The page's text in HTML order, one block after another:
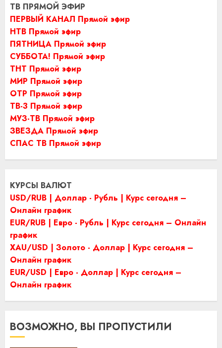
ТВ ПРЯМОЙ ЭФИР
ПЕРВЫЙ КАНАЛ Прямой эфир
НТВ Прямой эфир
ПЯТНИЦА Прямой эфир
СУББОТА! Прямой эфир
ТНТ Прямой эфир
МИР Прямой эфир
ОТР Прямой эфир
ТВ-3 Прямой эфир
МУЗ-ТВ Прямой эфир
ЗВЕЗДА Прямой эфир
СПАС ТВ Прямой эфир
КУРСЫ ВАЛЮТ
USD/RUB | Доллар - Рубль | Курс сегодня –
Онлайн график
EUR/RUB | Евро - Рубль | Курс сегодня – Онлайн
график
XAU/USD | Золото - Доллар | Курс сегодня –
Онлайн график
EUR/USD | Евро - Доллар | Курс сегодня –
Онлайн график
ВОЗМОЖНО, ВЫ ПРОПУСТИЛИ